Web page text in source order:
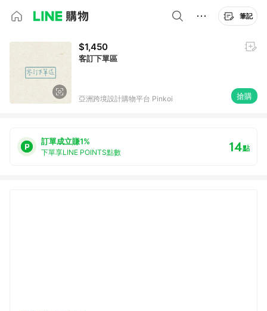
筆記
$1,450
客訂下單區
亞洲跨境設計購物平台 Pinkoi 搶購
訂單成立賺1%
下單享LINE POINTS點數 14點